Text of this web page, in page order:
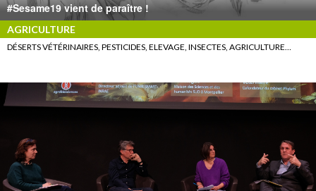
#Sesame19 vient de paraître !
AGRICULTURE
DÉSERTS VÉTÉRINAIRES, PESTICIDES, ELEVAGE, INSECTES, AGRICULTURE…